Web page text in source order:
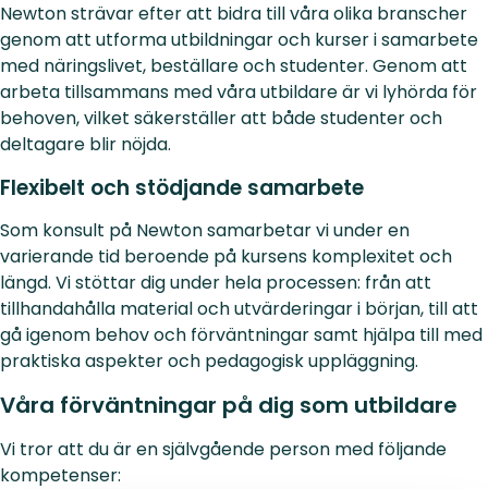
Newton strävar efter att bidra till våra olika branscher
genom att utforma utbildningar och kurser i samarbete
med näringslivet, beställare och studenter. Genom att
arbeta tillsammans med våra utbildare är vi lyhörda för
behoven, vilket säkerställer att både studenter och
deltagare blir nöjda.
Flexibelt och stödjande samarbete
Som konsult på Newton samarbetar vi under en
varierande tid beroende på kursens komplexitet och
längd. Vi stöttar dig under hela processen: från att
tillhandahålla material och utvärderingar i början, till att
gå igenom behov och förväntningar samt hjälpa till med
praktiska aspekter och pedagogisk uppläggning.
Våra förväntningar på dig som utbildare
Vi tror att du är en självgående person med följande
kompetenser: